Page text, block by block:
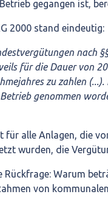
gegangen ist,
2000 stand eindeutig:
nach
für die Dauer von
zu zahlen
Betrieb genommen
für alle Anlagen, die
wurden, die
Rückfrage: Warum
von